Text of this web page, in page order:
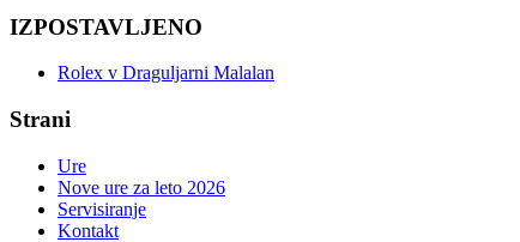
IZPOSTAVLJENO
Rolex v Draguljarni Malalan
Strani
Ure
Nove ure za leto 2026
Servisiranje
Kontakt